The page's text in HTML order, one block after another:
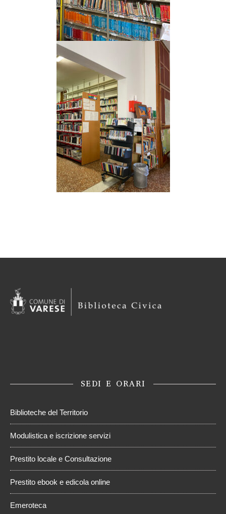
SEDI E ORARI
Biblioteche del Territorio
Modulistica e iscrizione servizi
Prestito locale e Consultazione
Prestito ebook e edicola online
Emeroteca